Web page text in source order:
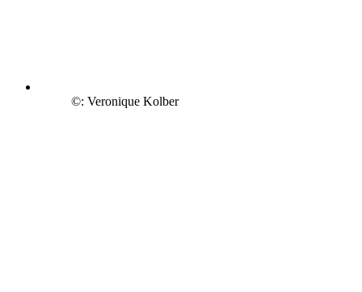
©: Veronique Kolber